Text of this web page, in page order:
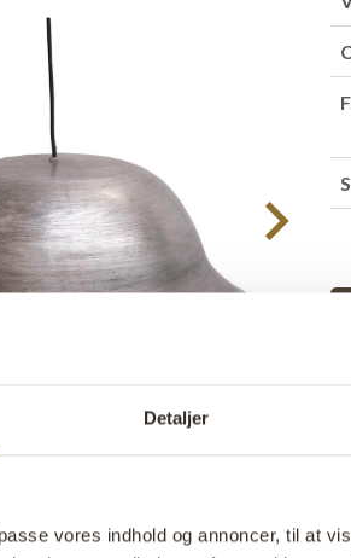
Detaljer
vores indhold og annoncer, til at